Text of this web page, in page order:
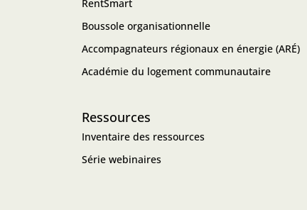
RentSmart
Boussole organisationnelle
Accompagnateurs régionaux en énergie (ARÉ)
Académie du logement communautaire
Ressources
Inventaire des ressources
Série webinaires